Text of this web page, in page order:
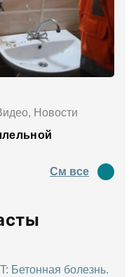
Новости
См все